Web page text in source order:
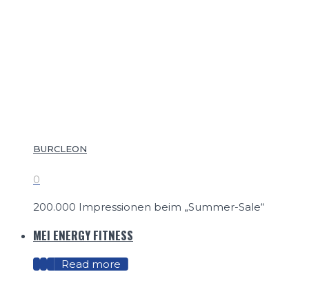
BURCLEON
0
200.000 Impressionen beim „Summer-Sale“
MEI ENERGY FITNESS
Read more